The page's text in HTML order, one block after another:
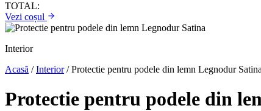
TOTAL:
Vezi coșul
Interior
Acasă /Interior/Protectie pentru podele din lemn Legnodur Satina
Protectie pentru podele din